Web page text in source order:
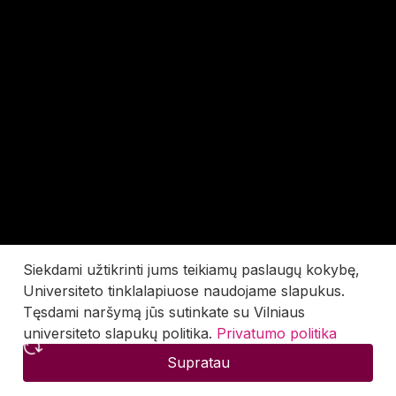
Siekdami užtikrinti jums teikiamų paslaugų kokybę,
Universiteto tinklalapiuose naudojame slapukus.
Tęsdami naršymą jūs sutinkate su Vilniaus
universiteto slapukų politika. Privatumo politika
Supratau